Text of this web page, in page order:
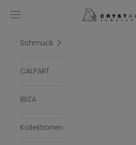
crystalpjewelry
Menü
Schmuck
CALPART
IBIZA
Kollektionen